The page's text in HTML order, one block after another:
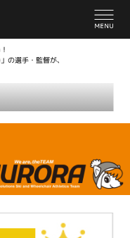
の選手・監督が、